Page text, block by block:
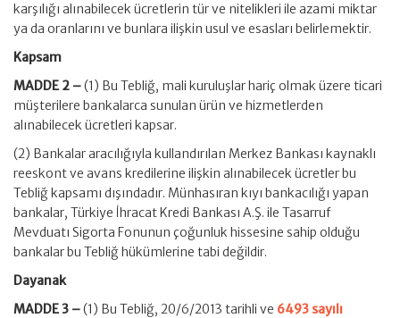
karşılığı alınabilecek ücretlerin tür ve nitelikleri ile azami miktar
ya da oranlarını ve bunlara ilişkin usul ve esasları belirlemektir.
Kapsam
MADDE 2 –(1) Bu Tebliğ, mali kuruluşlar hariç olmak üzere ticari
müşterilere bankalarca sunulan ürün ve hizmetlerden
alınabilecek ücretleri kapsar.
(2) Bankalar aracılığıyla kullandırılan Merkez Bankası kaynaklı
reeskont ve avans kredilerine ilişkin alınabilecek ücretler bu
Tebliğ kapsamı dışındadır. Münhasıran kıyı bankacılığı yapan
bankalar, Türkiye İhracat Kredi Bankası A.Ş. ile Tasarruf
Mevduatı Sigorta Fonunun çoğunluk hissesine sahip olduğu
bankalar bu Tebliğ hükümlerine tabi değildir.
Dayanak
MADDE 3 –(1) Bu Tebliğ, 20/6/2013 tarihli ve 6493 sayılı